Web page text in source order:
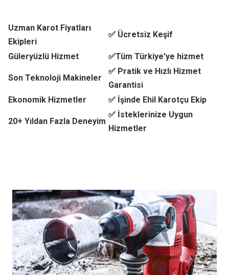
Uzman Karot Fiyatları
Ekipleri
✅ Ücretsiz Keşif
Güleryüzlü Hizmet ✅Tüm Türkiye'ye hizmet
Son Teknoloji Makineler
✅ Pratik ve Hızlı Hizmet
Garantisi
Ekonomik Hizmetler
✅ İşinde Ehil Karotçu Ekip
20+ Yıldan Fazla Deneyim
✅ İsteklerinize Uygun
Hizmetler